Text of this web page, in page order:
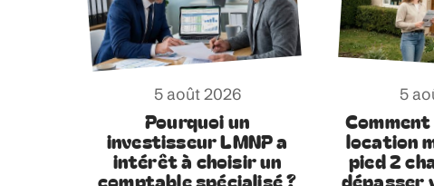
5 août 2026
Pourquoi un
investisseur LMNP a
intérêt à choisir un
comptable spécialisé ?
5
location
pied 2
dépasser